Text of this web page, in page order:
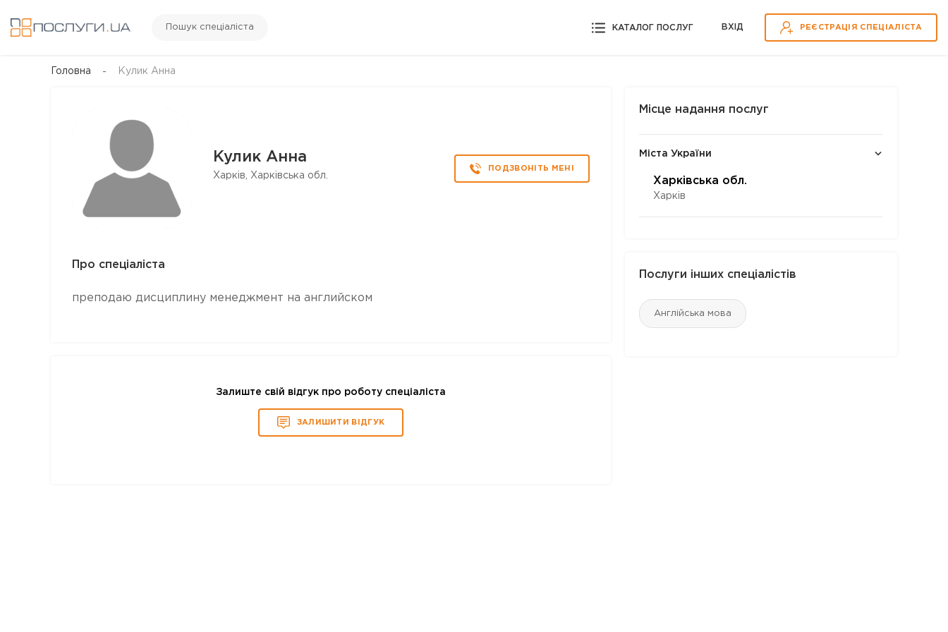
Пошук спеціаліста КАТАЛОГ ПОСЛУГ ВХІД РЕЄСТРАЦІЯ СПЕЦІАЛІСТА
Головна Кулик Анна
Кулик Анна
Харків, Харківська обл.
ПОДЗВОНІТЬ МЕНІ
Про спеціаліста
преподаю дисциплину менеджмент на английском
Залиште свій відгук про роботу спеціаліста
ЗАЛИШИТИ ВІДГУК
Місце надання послуг
Міста України
Харківська обл.
Харків
Послуги інших спеціалістів
Англійська мова